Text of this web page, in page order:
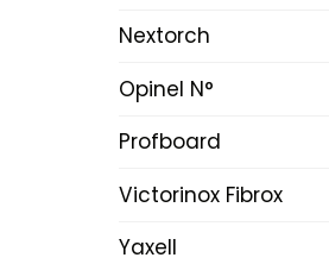
Nextorch
Opinel N°
Profboard
Victorinox Fibrox
Yaxell